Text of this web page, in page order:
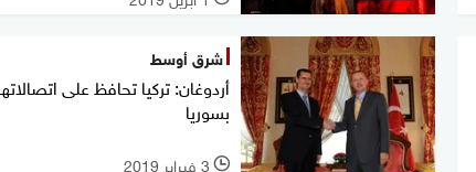
شرق أوسط
أردوغان: تركيا تحافظ على
بسوريا
l 3 فبراير 2019